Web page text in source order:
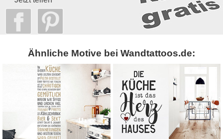
Ähnliche Motive bei Wandtattoos.de: